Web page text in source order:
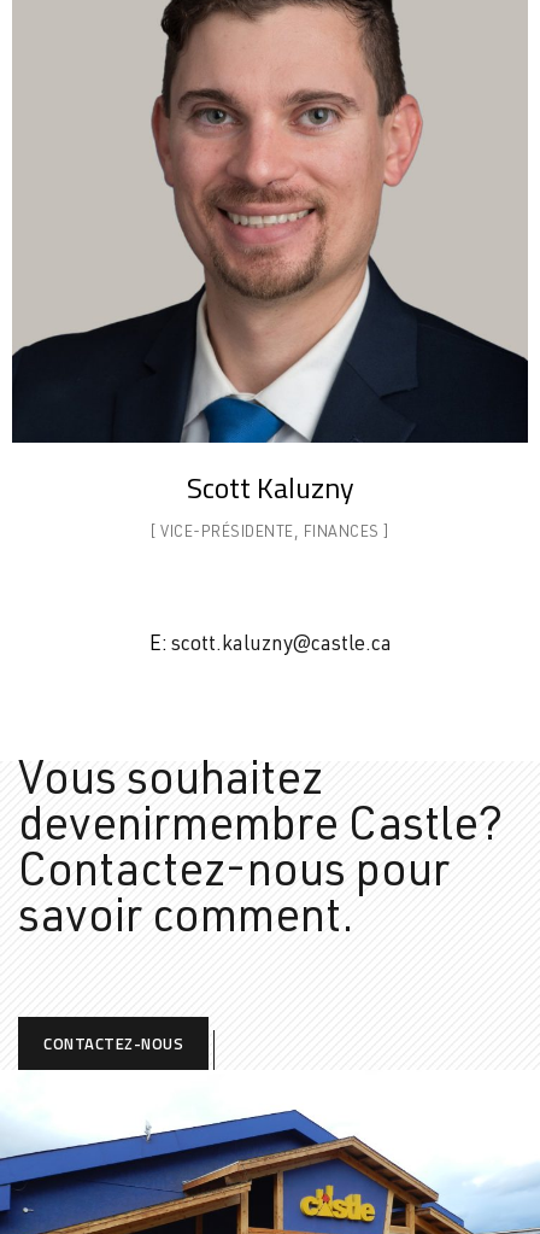
Scott Kaluzny
[ VICE-PRÉSIDENTE, FINANCES ]
E: scott.kaluzny@castle.ca
Vous souhaitez
devenirmembre Castle?
Contactez-nous pour
savoir comment.
CONTACTEZ-NOUS